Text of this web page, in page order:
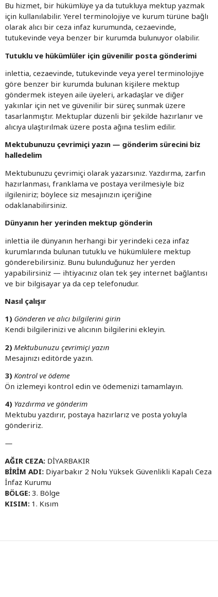
Bu hizmet, bir hükümlüye ya da tutukluya mektup yazmak
için kullanılabilir. Yerel terminolojiye ve kurum türüne bağlı
olarak alıcı bir ceza infaz kurumunda, cezaevinde,
tutukevinde veya benzer bir kurumda bulunuyor olabilir.
Tutuklu ve hükümlüler için güvenilir posta gönderimi
inlettia, cezaevinde, tutukevinde veya yerel terminolojiye
göre benzer bir kurumda bulunan kişilere mektup
göndermek isteyen aile üyeleri, arkadaşlar ve diğer
yakınlar için net ve güvenilir bir süreç sunmak üzere
tasarlanmıştır. Mektuplar düzenli bir şekilde hazırlanır ve
alıcıya ulaştırılmak üzere posta ağına teslim edilir.
Mektubunuzu çevrimiçi yazın — gönderim sürecini biz
halledelim
Mektubunuzu çevrimiçi olarak yazarsınız. Yazdırma, zarfın
hazırlanması, franklama ve postaya verilmesiyle biz
ilgileniriz; böylece siz mesajınızın içeriğine
odaklanabilirsiniz.
Dünyanın her yerinden mektup gönderin
inlettia ile dünyanın herhangi bir yerindeki ceza infaz
kurumlarında bulunan tutuklu ve hükümlülere mektup
gönderebilirsiniz. Bunu bulunduğunuz her yerden
yapabilirsiniz — ihtiyacınız olan tek şey internet bağlantısı
ve bir bilgisayar ya da cep telefonudur.
Nasıl çalışır
1) Gönderen ve alıcı bilgilerini girin
Kendi bilgilerinizi ve alıcının bilgilerini ekleyin.
2) Mektubunuzu çevrimiçi yazın
Mesajınızı editörde yazın.
3) Kontrol ve ödeme
Ön izlemeyi kontrol edin ve ödemenizi tamamlayın.
4) Yazdırma ve gönderim
Mektubu yazdırır, postaya hazırlarız ve posta yoluyla
göndeririz.
—
AĞIR CEZA: DİYARBAKIR
BİRİM ADI: Diyarbakır 2 Nolu Yüksek Güvenlikli Kapalı Ceza
İnfaz Kurumu
BÖLGE: 3. Bölge
KISIM: 1. Kısım